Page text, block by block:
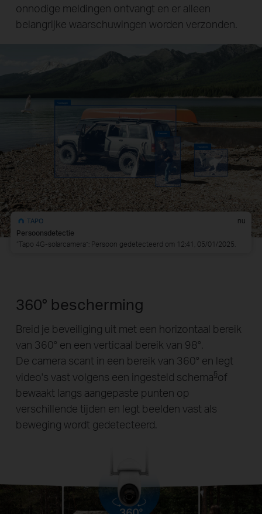
onnodige meldingen ontvangt en er alleen
belangrijke waarschuwingen worden verzonden.
Voertuigen
Personen
Huisdieren
TAPO
nu
Persoonsdetectie
“Tapo 4G-solarcamera”: Persoon gedetecteerd om 12:41, 05/01/2025.
360° bescherming
Breid je beveiliging uit met een horizontaal bereik
van 360° en een verticaal bereik van 98°.
De camera scant in een bereik van 360° en legt
video's vast volgens een ingesteld schema§of
bewaakt langs aangepaste punten op
verschillende tijden en legt beelden vast als
beweging wordt gedetecteerd.